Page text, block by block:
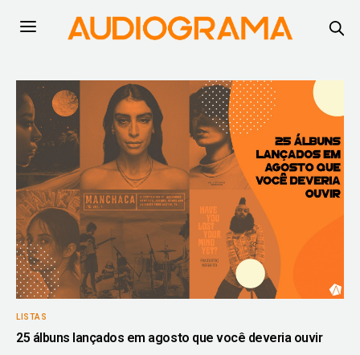
LISTAS
25 álbuns lançados em agosto que você deveria ouvir